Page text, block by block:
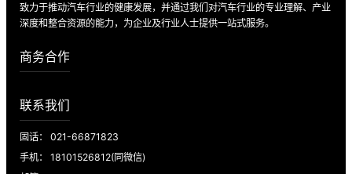
致力于推动汽车行业的健康发展，并通过我们对汽车行业的专业理解、产业
深度和整合资源的能力，为企业及行业人士提供一站式服务。
商务合作
联系我们
固话： 021-66871823
手机： 18101526812(同微信)